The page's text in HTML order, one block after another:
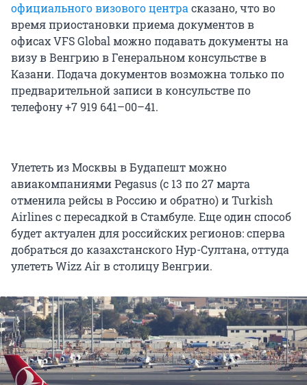
официального визового центра сказано, что во
время приостановки приема документов в
офисах VFS Global можно подавать документы на
визу в Венгрию в Генеральном консульстве в
Казани. Подача документов возможна только по
предварительной записи в консульстве по
телефону +7 919 641–00–41.
Улететь из Москвы в Будапешт можно
авиакомпаниями Pegasus (с 13 по 27 марта
отменила рейсы в Россию и обратно) и Turkish
Airlines с пересадкой в Стамбуле. Еще один способ
будет актуален для российских регионов: сперва
добраться до казахстанского Нур-Султана, оттуда
улететь Wizz Air в столицу Венгрии.